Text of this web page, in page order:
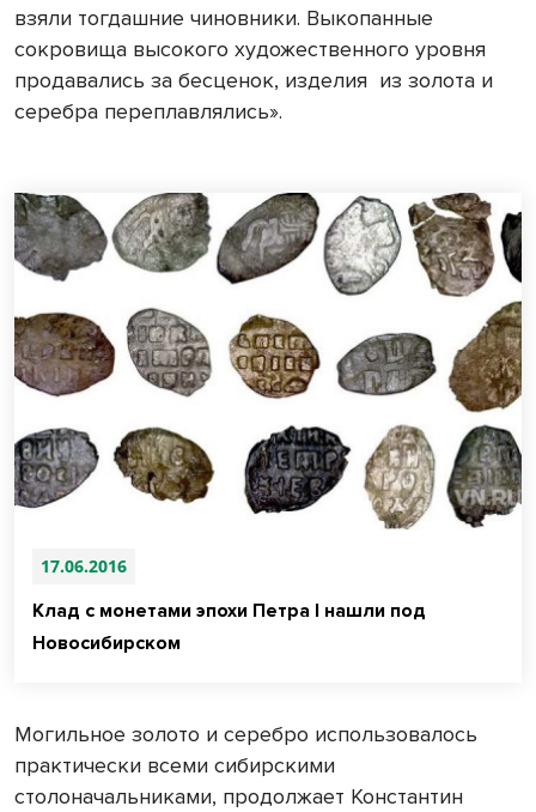
взяли тогдашние чиновники. Выкопанные
сокровища высокого художественного уровня
продавались за бесценок, изделия из золота и
серебра переплавлялись».
17.06.2016
Клад с монетами эпохи Петра I нашли под
Новосибирском
Могильное золото и серебро использовалось
практически всеми сибирскими
столоначальниками, продолжает Константин